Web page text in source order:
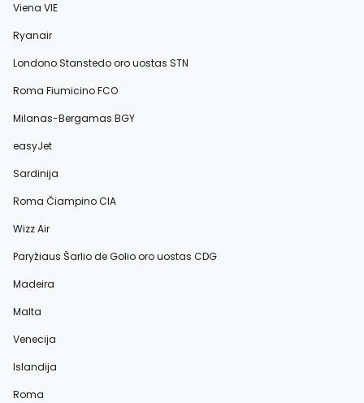
Viena VIE
Ryanair
Londono Stanstedo oro uostas STN
Roma Fiumicino FCO
Milanas-Bergamas BGY
easyJet
Sardinija
Roma Čiampino CIA
Wizz Air
Paryžiaus Šarlio de Golio oro uostas CDG
Madeira
Malta
Venecija
Islandija
Roma